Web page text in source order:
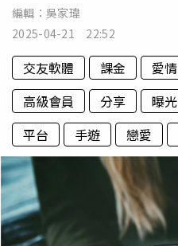
編輯： 吳家瑋
2025-04-21 22:52
交友軟體 課金 愛情
高級會員
分享 曝光
平台
手遊 戀愛